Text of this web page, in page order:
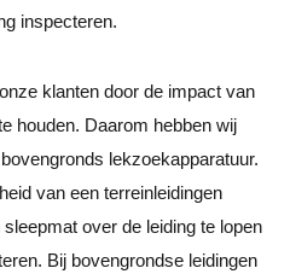
inspecteren.
klanten door de impact van
houden. Daarom hebben wij
lekzoekapparatuur.
van een terreinleidingen
over de leiding te lopen
Bij bovengrondse leidingen